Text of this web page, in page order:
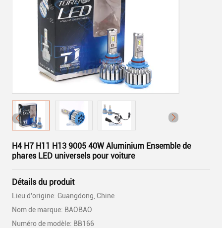
H4 H7 H11 H13 9005 40W Aluminium Ensemble de
phares LED universels pour voiture
Détails du produit
Lieu d'origine: Guangdong, Chine
Nom de marque: BAOBAO
Numéro de modèle: BB166